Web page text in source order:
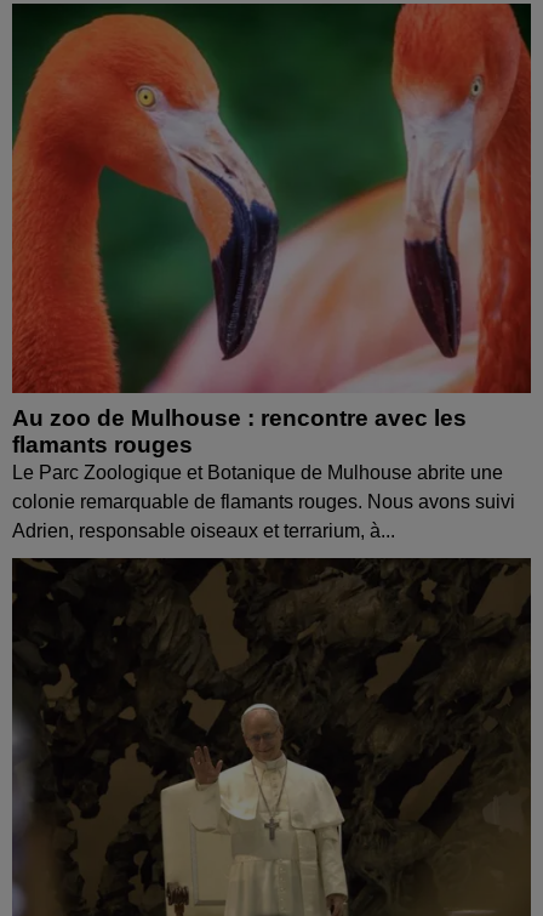
Au zoo de Mulhouse : rencontre avec les
flamants rouges
Le Parc Zoologique et Botanique de Mulhouse abrite une
colonie remarquable de flamants rouges. Nous avons suivi
Adrien, responsable oiseaux et terrarium, à...